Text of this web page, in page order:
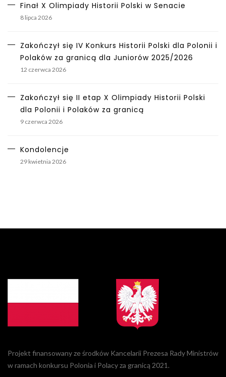
Finał X Olimpiady Historii Polski w Senacie
8 lipca 2026
Zakończył się IV Konkurs Historii Polski dla Polonii i
Polaków za granicą dla Juniorów 2025/2026
12 czerwca 2026
Zakończył się II etap X Olimpiady Historii Polski
dla Polonii i Polaków za granicą
9 czerwca 2026
Kondolencje
29 kwietnia 2026
Projekt finansowany ze środków Kancelarii Prezesa Rady Ministrów
w ramach konkursu Polonia i Polacy za granicą 2021.